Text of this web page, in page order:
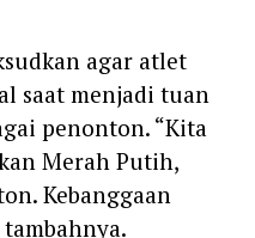
agar atlet
saat menjadi tuan
penonton. “Kita
Merah Putih,
Kebanggaan